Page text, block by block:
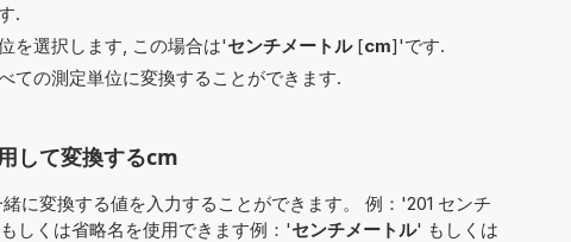
.
を選択します, この場合は'センチメートル[cm]'です.
ての測定単位に変換することができます.
して変換するcm
に変換する値を入力することができます。 例：'201 センチ
しくは省略名を使用できます例：'センチメートル' もしくは